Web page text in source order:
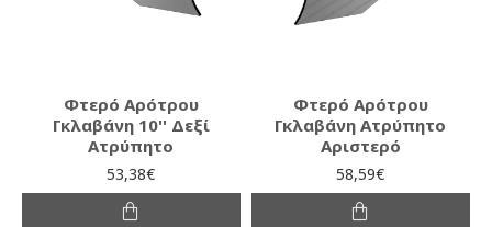
Φτερό Αρότρου
Γκλαβάνη 10'' Δεξί
Ατρύπητο
53,38€
Φτερό Αρότρου
Γκλαβάνη Ατρύπητο
Αριστερό
58,59€